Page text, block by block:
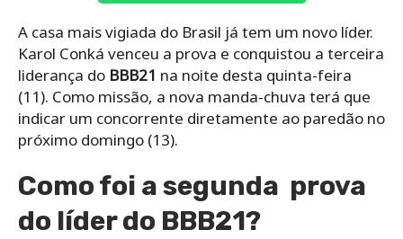
A casa mais vigiada do Brasil já tem um novo líder.
Karol Conká venceu a prova e conquistou a terceira
liderança do BBB21 na noite desta quinta-feira
(11). Como missão, a nova manda-chuva terá que
indicar um concorrente diretamente ao paredão no
próximo domingo (13).
Como foi a segunda prova
do líder do BBB21?